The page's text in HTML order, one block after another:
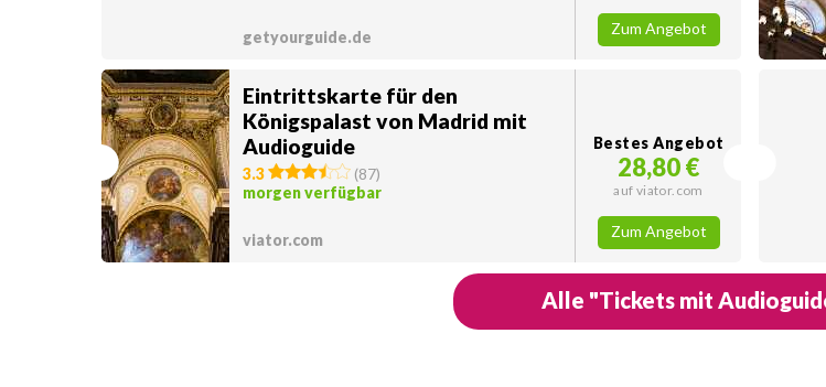
getyourguide.de Zum Angebot
Eintrittskarte für den
Königspalast von Madrid mit
Audioguide
3.3 (87)
morgen verfügbar
viator.com
Bestes Angebot
28,80 €
auf viator.com
Zum Angebot
Alle "Tickets mit